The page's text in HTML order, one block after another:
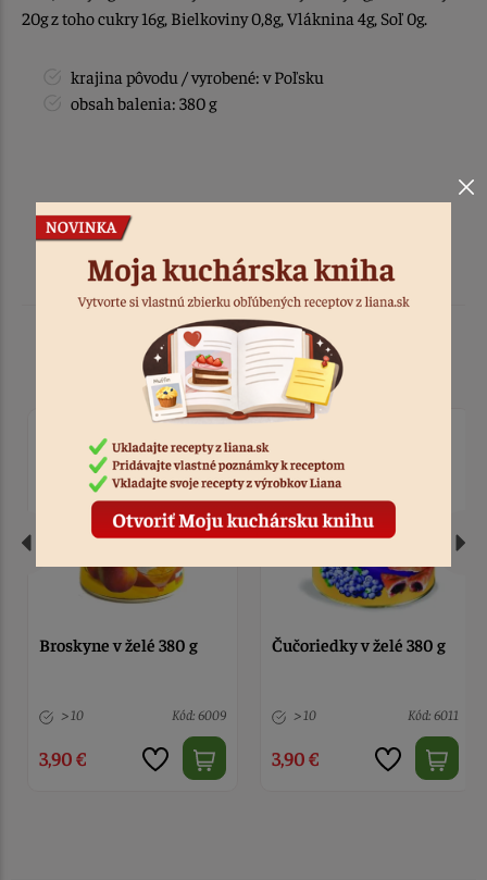
20g z toho cukry 16g, Bielkoviny 0,8g, Vláknina 4g, Soľ 0g.
krajina pôvodu / vyrobené: v Poľsku
obsah balenia: 380 g
Podobné produkty
Broskyne v želé 380 g
> 10 Kód: 6009
3,90 €
Čučoriedky v želé 380 g
> 10 Kód: 6011
3,90 €